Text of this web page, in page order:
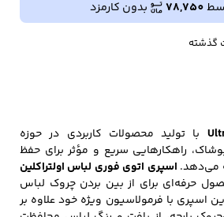
و راحتی
مردانه
لباس زیر مردانه لباس راحتی مردانه
با تولید محصولات کاربردی در حوزه
راهکارهایی سریع و مؤثر برای حفظ
می‌دهد. اسپری اتوی فوری لباس اولتراکلین
حرفه‌ای برای از بین بردن چروک لباس
اسپری با فرمولاسیون ویژه خود علاوه بر
Freshness
78,750 بدون کارمزد
به کیف پول